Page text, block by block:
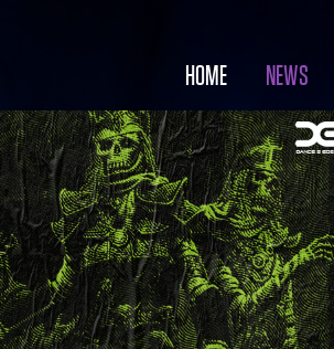
HOME NEWS